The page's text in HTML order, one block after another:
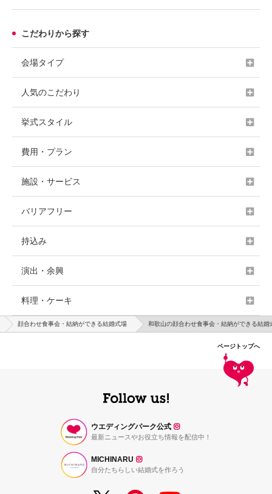
こだわりから探す
会場タイプ
人気のこだわり
挙式スタイル
費用・プラン
施設・サービス
バリアフリー
持込み
演出・余興
料理・ケーキ
顔合わせ食事会・結納ができる結婚式場 和歌山の顔合わせ食事会・結納ができる結婚
ページトップへ
ウエディングパーク公式
最新ニュースやお役立ち情報を配信中！
MICHINARU
自分たちらしい結婚式を作ろう